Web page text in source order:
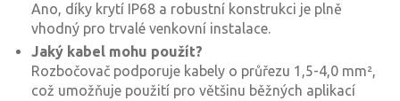
Ano, díky krytí IP68 a robustní konstrukci je plně
vhodný pro trvalé venkovní instalace.
Jaký kabel mohu použít?
Rozbočovač podporuje kabely o průřezu 1,5-4,0 mm²,
což umožňuje použití pro většinu běžných aplikací